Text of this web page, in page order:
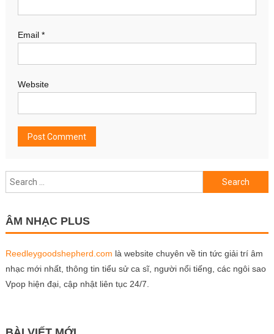
Email *
Website
Search
for:
ÂM NHẠC PLUS
Reedleygoodshepherd.com là website chuyên về tin tức giải trí âm
nhạc mới nhất, thông tin tiểu sử ca sĩ, người nổi tiếng, các ngôi sao
Vpop hiện đại, cập nhật liên tục 24/7.